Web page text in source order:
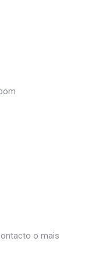
o mais